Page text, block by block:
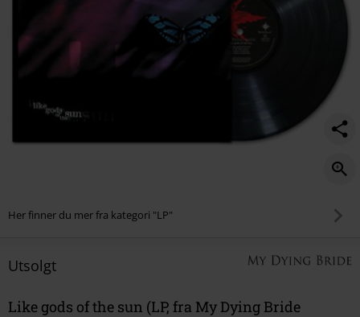
Her finner du mer fra kategori "LP"
Utsolgt
Like gods of the sun (LP, fra My Dying Bride